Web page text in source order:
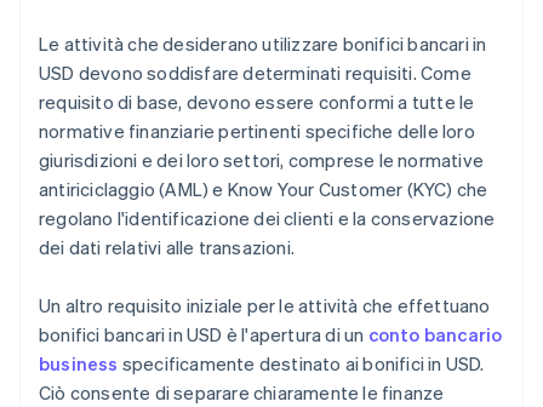
Le attività che desiderano utilizzare bonifici bancari in
USD devono soddisfare determinati requisiti. Come
requisito di base, devono essere conformi a tutte le
normative finanziarie pertinenti specifiche delle loro
giurisdizioni e dei loro settori, comprese le normative
antiriciclaggio (AML) e Know Your Customer (KYC) che
regolano l'identificazione dei clienti e la conservazione
dei dati relativi alle transazioni.
Un altro requisito iniziale per le attività che effettuano
bonifici bancari in USD è l'apertura di un conto bancario
business specificamente destinato ai bonifici in USD.
Ciò consente di separare chiaramente le finanze